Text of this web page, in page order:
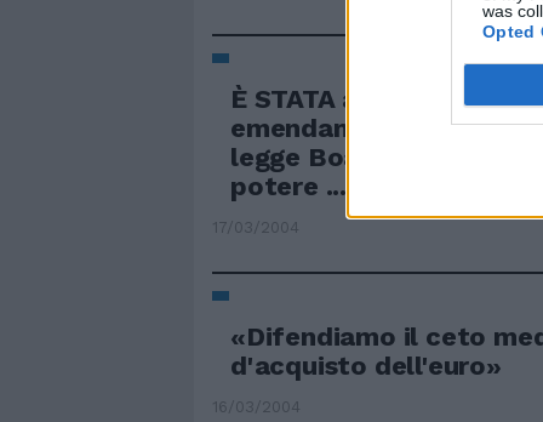
was
Opted
È STATA affossata da
emendamento di An la
legge Boato per il
potere ...
17/03/2004
«Difendiamo il ceto
d'acquisto dell'euro»
16/03/2004